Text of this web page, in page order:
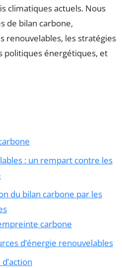
climatiques actuels. Nous
de bilan carbone,
renouvelables, les stratégies
politiques énergétiques, et
: un rempart contre les
du bilan carbone par les
carbone
d’énergie renouvelables